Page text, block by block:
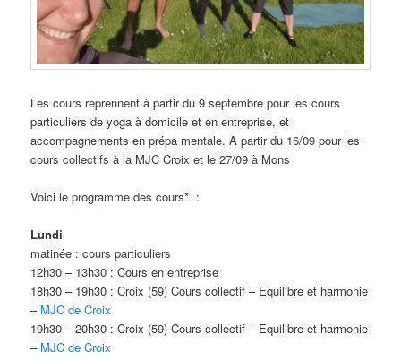
Les cours reprennent à partir du 9 septembre pour les cours
particuliers de yoga à domicile et en entreprise, et
accompagnements en prépa mentale. A partir du 16/09 pour les
cours collectifs à la MJC Croix et le 27/09 à Mons
Voici le programme des cours* :
Lundi
matinée : cours particuliers
12h30 – 13h30 : Cours en entreprise
18h30 – 19h30 : Croix (59) Cours collectif – Equilibre et harmonie
– MJC de Croix
19h30 – 20h30 : Croix (59) Cours collectif – Equilibre et harmonie
– MJC de Croix